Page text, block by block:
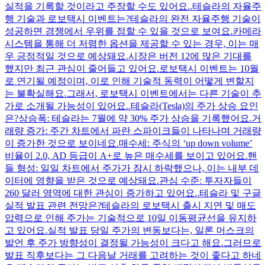
실적을 기록할 것이라고 주장할 수도 있어요..테슬라의 자율주
행 기술과 로보택시 이벤트는?테슬라의 완전 자율주행 기술이
성공하면 경쟁에서 우위를 점할 수 있을 것으로 보여요.카메라
시스템을 통해 더 저렴한 옵션을 제공할 수 있는 경우, 이는 매
우 긍정적일 것으로 예상돼요.시장은 버전 12에 많은 기대를
했지만 최근 관심이 줄어들고 있어요.로보택시 이벤트는 10월
로 연기될 예정이며, 이로 인해 기술적 동력이 어떻게 변할지
는 불확실해요.그래서, 로보택시 이벤트에서는 다른 기술이 추
가로 소개될 가능성이 있어요..테슬라(Tesla)의 주가 상승 요인
은?상승폭: 테슬라는 7월에 약 30% 주가 상승을 기록했어요.거
래량 증가: 주간 차트에서 파란 스파이크들이 나타나며 거래량
이 증가한 것으로 보이네요.매수세: 주식의 ‘up down volume’
비율이 2.0, AD 등급이 A+로 높은 매수세를 보이고 있어요.핸
들 형성: 일일 차트에서 주가가 잠시 하락했으나, 이는 내부 데
이터에 영향을 받은 것으로 예상돼요.관심 수준: 투자자들이
260 달러 영역에 대한 관심이 증가하고 있어요..테슬라 및 구글
실적 발표 관련 전망은?테슬라의 로보택시 출시 지연 및 매도
압력으로 인해 주가는 기술적으로 10일 이동평균선을 유지하
고 있어요.실적 발표 당일 주가의 변동보다는, 일론 머스크의
발언 후 주가 방향성이 결정될 가능성이 크다고 해요.그러므로
발표 직후보다는 그 다음날 거래를 고려하는 것이 좋다고 하네